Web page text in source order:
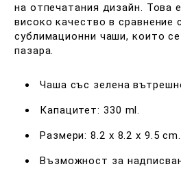
на отпечатания дизайн. Това
високо качество в сравнение
сублимационни чаши, които
пазара.
Чаша със зелена
Капацитет: 330 ml.
Размери: 8.2 х 8.2 х 9.5 cm.
Възможност за